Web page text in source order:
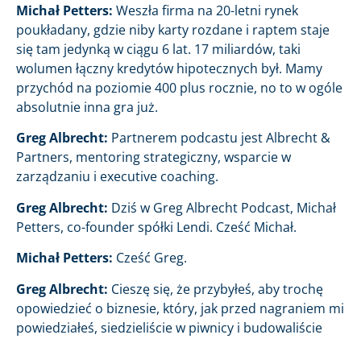
Michał Petters: Weszła firma na 20-letni rynek
poukładany, gdzie niby karty rozdane i raptem staje
się tam jedynką w ciągu 6 lat. 17 miliardów, taki
wolumen łączny kredytów hipotecznych był. Mamy
przychód na poziomie 400 plus rocznie, no to w ogóle
absolutnie inna gra już.
Greg Albrecht: Partnerem podcastu jest Albrecht &
Partners, mentoring strategiczny, wsparcie w
zarządzaniu i executive coaching.
Greg Albrecht: Dziś w Greg Albrecht Podcast, Michał
Petters, co-founder spółki Lendi. Cześć Michał.
Michał Petters: Cześć Greg.
Greg Albrecht: Cieszę się, że przybyłeś, aby trochę
opowiedzieć o biznesie, który, jak przed nagraniem mi
powiedziałeś, siedzieliście w piwnicy i budowaliście